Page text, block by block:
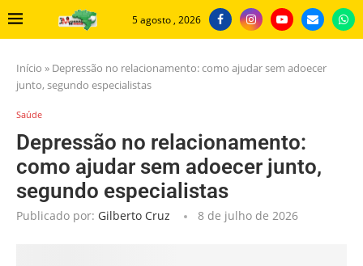
5 agosto , 2026
Início » Depressão no relacionamento: como ajudar sem adoecer
junto, segundo especialistas
Saúde
Depressão no relacionamento:
como ajudar sem adoecer junto,
segundo especialistas
Publicado por: Gilberto Cruz 8 de julho de 2026